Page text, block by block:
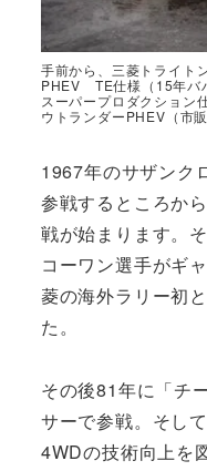
手前から、三菱トライト
PHEV TE仕様（15年バ
スーパープロダクション
ウトランダーPHEV（市
1967年のサザンク
参戦するところか
戦が始まります。
コーワン選手がギ
菱の海外ラリー初
た。
その後81年に「チ
サーで参戦。そし
4WDの技術向上を